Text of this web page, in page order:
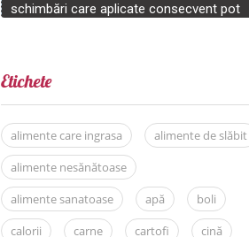
Etichete
alimente care ingrasa
alimente de slăbit
alimente nesănătoase
alimente sanatoase
apă
boli
calorii
carne cartofi
cină